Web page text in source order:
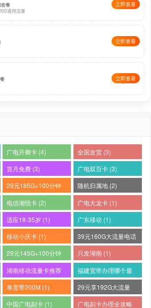
餐
通用流量
立即查看
立即查看
立即查看
广电升卿卡 (4)
全国发货 (3)
首月免费 (3)
广电双百卡 (3)
29元185G+100分钟
(2)
随机归属地 (2)
电信湘悦卡 (2)
广电大龙卡 (1)
适应18-35岁 (1)
广东移动 (1)
移动小庆卡 (1)
39元160G大流量电话
卡 (1)
29元145G+100分钟
(1)
只发湖南 (1)
湖南移动流量卡推荐
(1)
福建宽带办理哪个最
便宜 (1)
单宽带200M (1)
29元享192G大流量
(1)
中国广电副卡 (1) 广电副卡办理全攻略